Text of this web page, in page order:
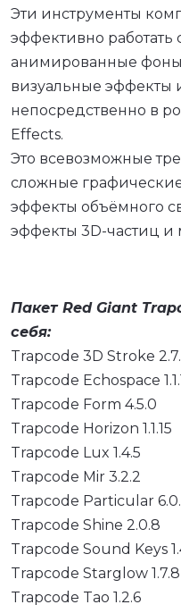
Эти инструменты
эффективно работать
анимированные фоны
визуальные эффекты
непосредственно в
Effects.
Это всевозможные
сложные
эффекты объёмного
эффекты 3D-частиц и
Пакет Red Giant
себя:
Trapcode 3D Stroke
Trapcode Echospace
Trapcode Form 4.5.0
Trapcode Horizon 1.1.15
Trapcode Lux 1.4.5
Trapcode Mir 3.2.2
Trapcode Particular
Trapcode Shine 2.0.8
Trapcode Sound Keys
Trapcode Starglow 1.7.8
Trapcode Tao 1.2.6